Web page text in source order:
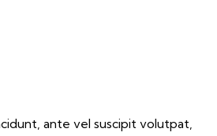
ante vel suscipit volutpat,